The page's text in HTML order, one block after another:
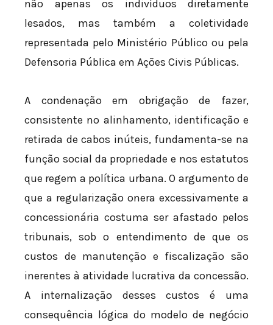
não apenas os indivíduos diretamente
lesados, mas também a coletividade
representada pelo Ministério Público ou pela
Defensoria Pública em Ações Civis Públicas.
A condenação em obrigação de fazer,
consistente no alinhamento, identificação e
retirada de cabos inúteis, fundamenta-se na
função social da propriedade e nos estatutos
que regem a política urbana. O argumento de
que a regularização onera excessivamente a
concessionária costuma ser afastado pelos
tribunais, sob o entendimento de que os
custos de manutenção e fiscalização são
inerentes à atividade lucrativa da concessão.
A internalização desses custos é uma
consequência lógica do modelo de negócio